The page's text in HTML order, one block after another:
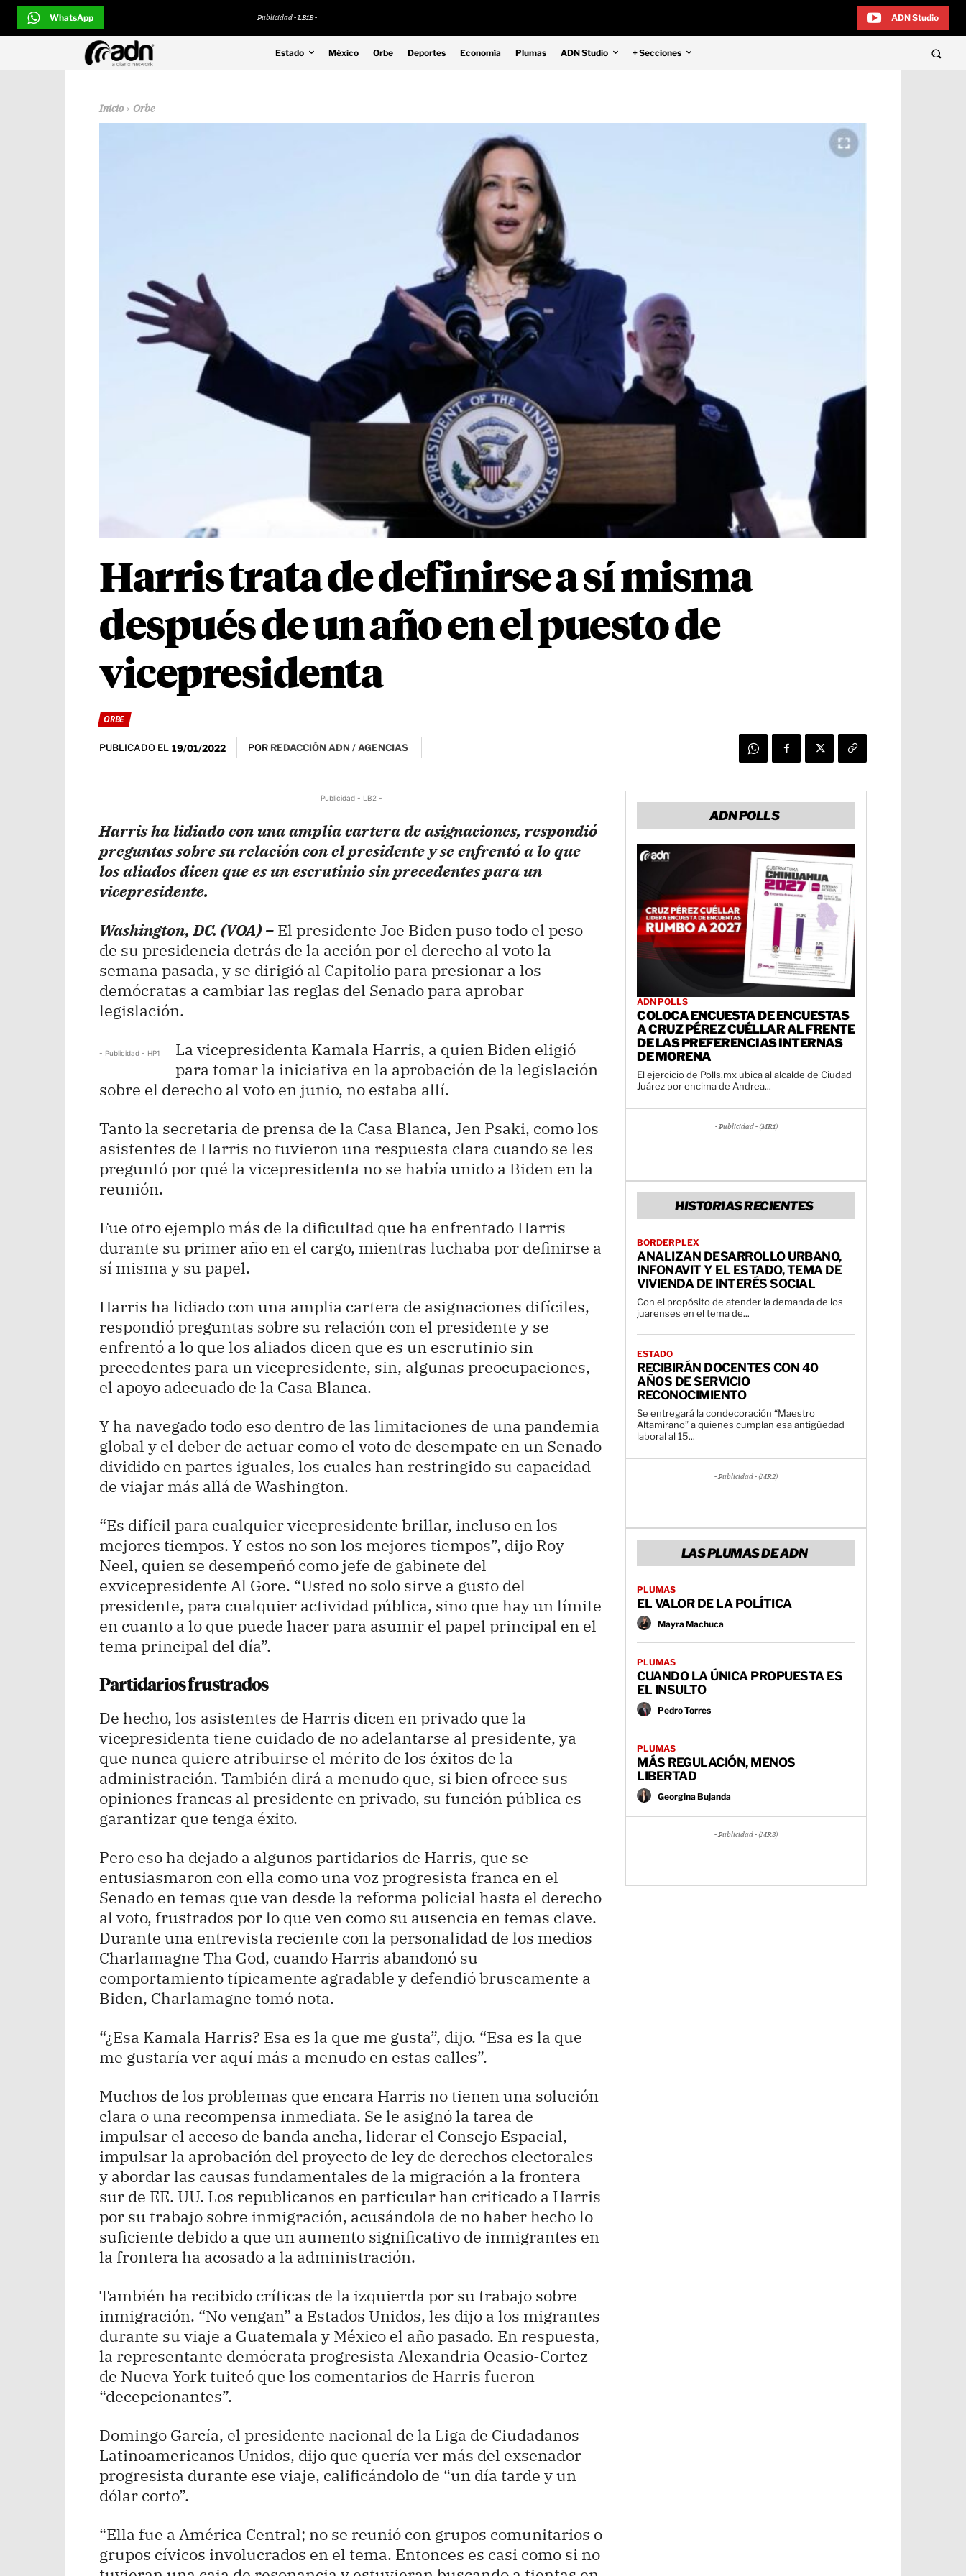
WhatsApp Publicidad - LB1B - ADN Studio
Estado México Orbe Deportes Economía Plumas ADN Studio + Secciones
Inicio Orbe
Harris trata de definirse a sí misma
después de un año en el puesto de
vicepresidenta
ORBE
PUBLICADO EL 19/01/2022 POR REDACCIÓN ADN / AGENCIAS
Publicidad - LB2 -
Harris ha lidiado con una amplia cartera de asignaciones, respondió
preguntas sobre su relación con el presidente y se enfrentó a lo que
los aliados dicen que es un escrutinio sin precedentes para un
vicepresidente.
Washington, DC. (VOA) – El presidente Joe Biden puso todo el peso
de su presidencia detrás de la acción por el derecho al voto la
semana pasada, y se dirigió al Capitolio para presionar a los
demócratas a cambiar las reglas del Senado para aprobar
legislación.
- Publicidad - HP1
La vicepresidenta Kamala Harris, a quien Biden eligió
para tomar la iniciativa en la aprobación de la legislación
sobre el derecho al voto en junio, no estaba allí.
Tanto la secretaria de prensa de la Casa Blanca, Jen Psaki, como los
asistentes de Harris no tuvieron una respuesta clara cuando se les
preguntó por qué la vicepresidenta no se había unido a Biden en la
reunión.
Fue otro ejemplo más de la dificultad que ha enfrentado Harris
durante su primer año en el cargo, mientras luchaba por definirse a
sí misma y su papel.
Harris ha lidiado con una amplia cartera de asignaciones difíciles,
respondió preguntas sobre su relación con el presidente y se
enfrentó a lo que los aliados dicen que es un escrutinio sin
precedentes para un vicepresidente, sin, algunas preocupaciones,
el apoyo adecuado de la Casa Blanca.
Y ha navegado todo eso dentro de las limitaciones de una pandemia
global y el deber de actuar como el voto de desempate en un Senado
dividido en partes iguales, los cuales han restringido su capacidad
de viajar más allá de Washington.
“Es difícil para cualquier vicepresidente brillar, incluso en los
mejores tiempos. Y estos no son los mejores tiempos”, dijo Roy
Neel, quien se desempeñó como jefe de gabinete del
exvicepresidente Al Gore. “Usted no solo sirve a gusto del
presidente, para cualquier actividad pública, sino que hay un límite
en cuanto a lo que puede hacer para asumir el papel principal en el
tema principal del día”.
Partidarios frustrados
De hecho, los asistentes de Harris dicen en privado que la
vicepresidenta tiene cuidado de no adelantarse al presidente, ya
que nunca quiere atribuirse el mérito de los éxitos de la
administración. También dirá a menudo que, si bien ofrece sus
opiniones francas al presidente en privado, su función pública es
garantizar que tenga éxito.
Pero eso ha dejado a algunos partidarios de Harris, que se
entusiasmaron con ella como una voz progresista franca en el
Senado en temas que van desde la reforma policial hasta el derecho
al voto, frustrados por lo que ven como su ausencia en temas clave.
Durante una entrevista reciente con la personalidad de los medios
Charlamagne Tha God, cuando Harris abandonó su
comportamiento típicamente agradable y defendió bruscamente a
Biden, Charlamagne tomó nota.
“¿Esa Kamala Harris? Esa es la que me gusta”, dijo. “Esa es la que
me gustaría ver aquí más a menudo en estas calles”.
Muchos de los problemas que encara Harris no tienen una solución
clara o una recompensa inmediata. Se le asignó la tarea de
impulsar el acceso de banda ancha, liderar el Consejo Espacial,
impulsar la aprobación del proyecto de ley de derechos electorales
y abordar las causas fundamentales de la migración a la frontera
sur de EE. UU. Los republicanos en particular han criticado a Harris
por su trabajo sobre inmigración, acusándola de no haber hecho lo
suficiente debido a que un aumento significativo de inmigrantes en
la frontera ha acosado a la administración.
También ha recibido críticas de la izquierda por su trabajo sobre
inmigración. “No vengan” a Estados Unidos, les dijo a los migrantes
durante su viaje a Guatemala y México el año pasado. En respuesta,
la representante demócrata progresista Alexandria Ocasio-Cortez
de Nueva York tuiteó que los comentarios de Harris fueron
“decepcionantes”.
Domingo García, el presidente nacional de la Liga de Ciudadanos
Latinoamericanos Unidos, dijo que quería ver más del exsenador
progresista durante ese viaje, calificándolo de “un día tarde y un
dólar corto”.
“Ella fue a América Central; no se reunió con grupos comunitarios o
grupos cívicos involucrados en el tema. Entonces es casi como si no
ADN POLLS
ADN POLLS
COLOCA ENCUESTA DE ENCUESTAS
A CRUZ PÉREZ CUÉLLAR AL FRENTE
DE LAS PREFERENCIAS INTERNAS
DE MORENA
El ejercicio de Polls.mx ubica al alcalde de Ciudad
Juárez por encima de Andrea...
- Publicidad - (MR1)
HISTORIAS RECIENTES
BORDERPLEX
ANALIZAN DESARROLLO URBANO,
INFONAVIT Y EL ESTADO, TEMA DE
VIVIENDA DE INTERÉS SOCIAL
Con el propósito de atender la demanda de los
juarenses en el tema de...
ESTADO
RECIBIRÁN DOCENTES CON 40
AÑOS DE SERVICIO
RECONOCIMIENTO
Se entregará la condecoración “Maestro
Altamirano” a quienes cumplan esa antigüedad
laboral al 15...
- Publicidad - (MR2)
LAS PLUMAS DE ADN
PLUMAS
EL VALOR DE LA POLÍTICA
Mayra Machuca
PLUMAS
CUANDO LA ÚNICA PROPUESTA ES
EL INSULTO
Pedro Torres
PLUMAS
MÁS REGULACIÓN, MENOS
LIBERTAD
Georgina Bujanda
- Publicidad - (MR3)